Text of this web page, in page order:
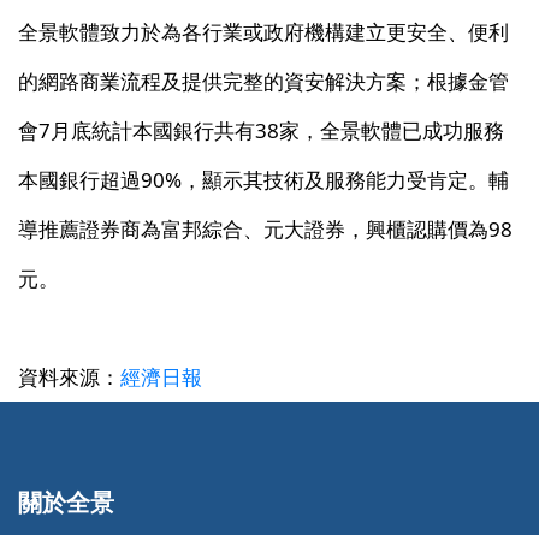
全景軟體致力於為各行業或政府機構建立更安全、便利
的網路商業流程及提供完整的資安解決方案；根據金管
會7月底統計本國銀行共有38家，全景軟體已成功服務
本國銀行超過90%，顯示其技術及服務能力受肯定。輔
導推薦證券商為富邦綜合、元大證券，興櫃認購價為98
元。
資料來源： 經濟日報
關於全景